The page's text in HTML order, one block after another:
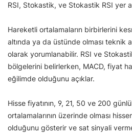
RSI, Stokastik, ve Stokastik RSI yer
Hareketli ortalamaların birbirlerini
altında ya da üstünde olması teknik
olarak yorumlanabilir. RSI ve Stokastik
bölgelerini belirlerken, MACD, fiyat
eğilimde olduğunu açıklar.
Hisse fiyatının, 9, 21, 50 ve 200
ortalamalarının üzerinde olması
olduğunu gösterir ve sat sinyali